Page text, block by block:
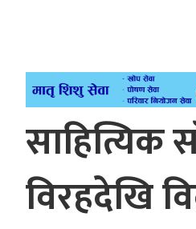
साहित्यिक
विरहदेखि